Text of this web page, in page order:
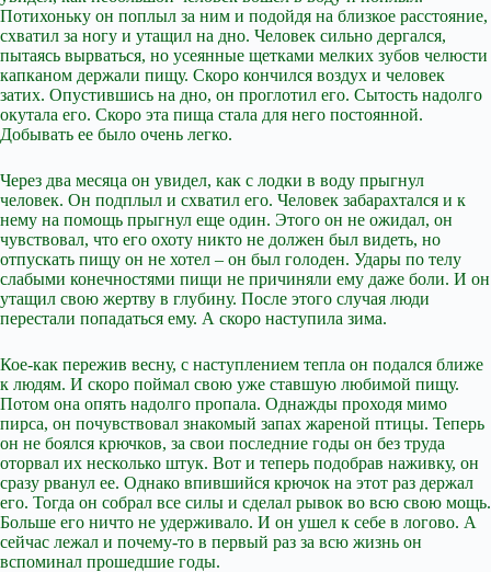
Потихоньку он поплыл за ним и подойдя на близкое расстояние,
схватил за ногу и утащил на дно. Человек сильно дергался,
пытаясь вырваться, но усеянные щетками мелких зубов челюсти
капканом держали пищу. Скоро кончился воздух и человек
затих. Опустившись на дно, он проглотил его. Сытость надолго
окутала его. Скоро эта пища стала для него постоянной.
Добывать ее было очень легко.
Через два месяца он увидел, как с лодки в воду прыгнул
человек. Он подплыл и схватил его. Человек забарахтался и к
нему на помощь прыгнул еще один. Этого он не ожидал, он
чувствовал, что его охоту никто не должен был видеть, но
отпускать пищу он не хотел – он был голоден. Удары по телу
слабыми конечностями пищи не причиняли ему даже боли. И он
утащил свою жертву в глубину. После этого случая люди
перестали попадаться ему. А скоро наступила зима.
Кое-как пережив весну, с наступлением тепла он подался ближе
к людям. И скоро поймал свою уже ставшую любимой пищу.
Потом она опять надолго пропала. Однажды проходя мимо
пирса, он почувствовал знакомый запах жареной птицы. Теперь
он не боялся крючков, за свои последние годы он без труда
оторвал их несколько штук. Вот и теперь подобрав наживку, он
сразу рванул ее. Однако впившийся крючок на этот раз держал
его. Тогда он собрал все силы и сделал рывок во всю свою мощь.
Больше его ничто не удерживало. И он ушел к себе в логово. А
сейчас лежал и почему-то в первый раз за всю жизнь он
вспоминал прошедшие годы.